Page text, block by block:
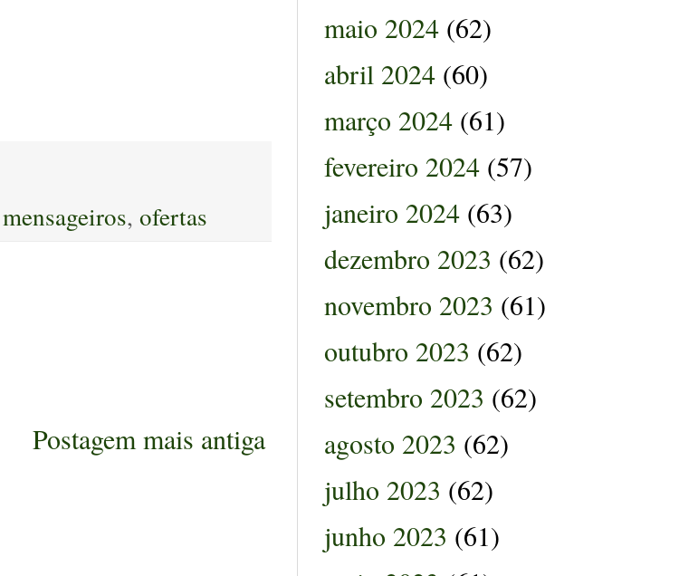
mensageiros, ofertas
Postagem mais antiga
maio 2024 (62)
abril 2024 (60)
março 2024 (61)
fevereiro 2024 (57)
janeiro 2024 (63)
dezembro 2023 (62)
novembro 2023 (61)
outubro 2023 (62)
setembro 2023 (62)
agosto 2023 (62)
julho 2023 (62)
junho 2023 (61)